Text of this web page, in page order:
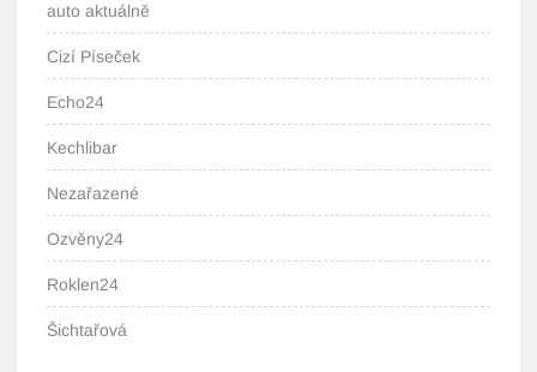
auto aktuálně
Cizí Píseček
Echo24
Kechlibar
Nezařazené
Ozvěny24
Roklen24
Šichtařová